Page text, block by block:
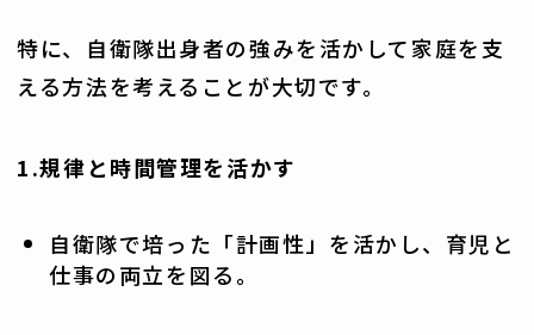
特に、自衛隊出身者の強みを活かして家庭を支
える方法を考えることが大切です。
1.規律と時間管理を活かす
自衛隊で培った「計画性」を活かし、育児と
仕事の両立を図る。